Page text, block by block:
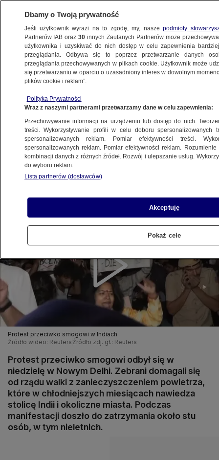
METEO
SMOG
ich kuzyni". Zatrzymania
po antysmogowym proteście
Agnieszka Stradecka
10.11.2025, 17:08
Posłuchaj artykułu
Protest przeciwko smogowi w Indiach
Źródło wideo: Reuters Źródło zdj. gł.: Reuters
Protest przeciwko smogowi odbył się w
niedzielę w Nowym Delhi. Zebrani domagali się
od rządu walki z zanieczyszczeniem powietrza,
które w chłodniejszych miesiącach nawiedza
stolicę Indii i okoliczne miasta. Podczas
manifestacji doszło do zatrzymania około stu
osób, w tym nieletnich.
Dbamy o Twoją prywatność
Jeśli użytkownik wyrazi na to zgodę, my, naszepodmioty
Partnerów IAB oraz30 innych Zaufanych Partnerów może
użytkownika i uzyskiwać do nich dostęp w celu zapewnienia
przeglądania. Odbywa się to poprzez przetwarzanie danych
przeglądania przechowywanych w plikach cookie. Użytkownik może
się przetwarzaniu w oparciu o uzasadniony interes w dowolnym
plików cookie i reklam”.
Polityka Prywatności
Wraz z naszymi partnerami przetwarzamy dane w celu zapewnienia:
Przechowywanie informacji na urządzeniu lub dostęp do nich.
treści. Wykorzystywanie profili w celu doboru spersonalizowanych
spersonalizowanych reklam. Pomiar efektywności treści.
spersonalizowanych reklam. Pomiar efektywności reklam.
kombinacji danych z różnych źródeł. Rozwój i ulepszanie usług.
do wyboru reklam.
Lista partnerów (dostawców)
Akceptuję
Pokaż cele